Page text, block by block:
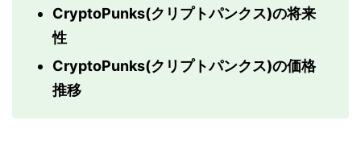
CryptoPunks(クリプトパンクス)の将来
性
CryptoPunks(クリプトパンクス)の価格
推移